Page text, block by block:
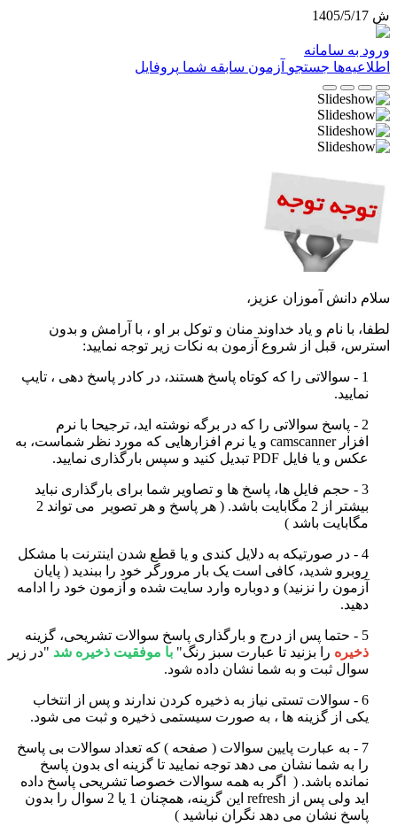
ش 1405/5/17
ورود به سامانه
اطلاعیه‌ها جستجو آزمون سابقه شما پروفایل
سلام دانش آموزان عزیز،
لطفا، با نام و یاد خداوند منان و توکل بر او ، با آرامش و بدون
استرس، قبل از شروع آزمون به نکات زیر توجه نمایید:
1 - سوالاتی را که کوتاه پاسخ هستند، در کادر پاسخ دهی ، تایپ
نمایید.
2 - پاسخ سوالاتی را که در برگه نوشته اید، ترجیحا با نرم
افزار camscanner و یا نرم افزارهایی که مورد نظر شماست، به
عکس و یا فایل PDF تبدیل کنید و سپس بارگذاری نمایید
.
3 - حجم فایل ها، پاسخ ها و تصاویر شما برای بارگذاری نباید
بیشتر از 2 مگابایت باشد. ( هر پاسخ و هر تصویر می تواند 2
مگابایت باشد )
4 - در صورتیکه به دلایل کندی و یا قطع شدن اینترنت با مشکل
روبرو شدید، کافی است یک بار مرورگر خود را ببندید ( پایان
آزمون را نزنید) و دوباره وارد سایت شده و آزمون خود را ادامه
دهید.
5 - حتما پس از درج و بارگذاری پاسخ سوالات تشریحی، گزینه
ذخیره را بزنید تا عبارت سبز رنگ" با موفقیت ذخیره شد "در زیر
سوال ثبت و به شما نشان داده شود.
6 - سوالات تستی نیاز به ذخیره کردن ندارند و پس از انتخاب
یکی از گزینه ها ، به صورت سیستمی ذخیره و ثبت می شود.
7 - به عبارت پایین سوالات ( صفحه ) که تعداد سوالات بی پاسخ
را به شما نشان می دهد توجه نمایید تا گزینه ای بدون پاسخ
نمانده باشد. (
اگر به همه سوالات خصوصا تشریحی پاسخ داده
اید ولی پس از refresh
این گزینه، همچنان 1 یا 2 سوال را بدون
پاسخ نشان می دهد نگران نباشید )